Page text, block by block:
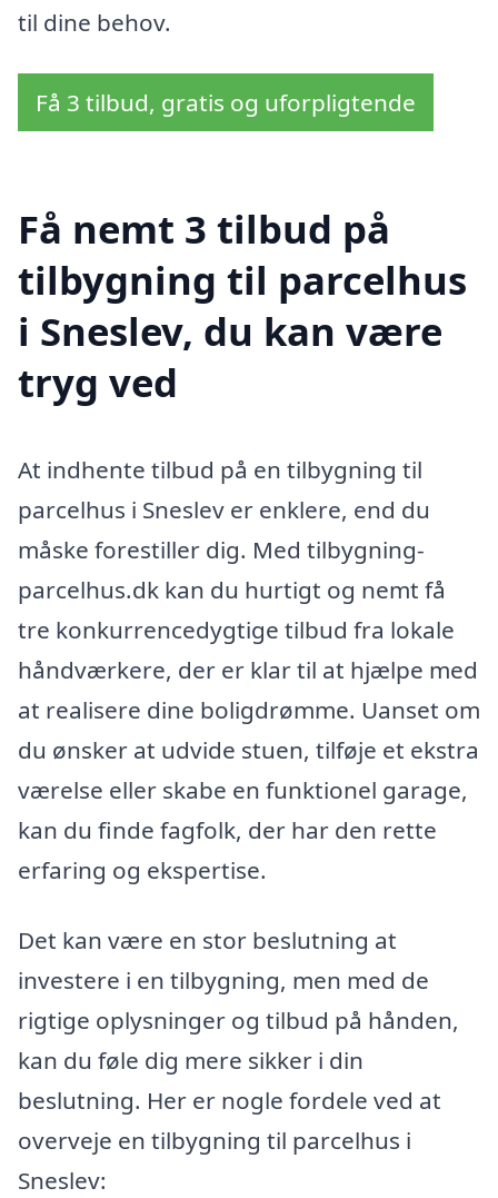
til dine behov.
Få 3 tilbud, gratis og uforpligtende
Få nemt 3 tilbud på
tilbygning til parcelhus
i Sneslev, du kan være
tryg ved
At indhente tilbud på en tilbygning til
parcelhus i Sneslev er enklere, end du
måske forestiller dig. Med tilbygning-
parcelhus.dk kan du hurtigt og nemt få
tre konkurrencedygtige tilbud fra lokale
håndværkere, der er klar til at hjælpe med
at realisere dine boligdrømme. Uanset om
du ønsker at udvide stuen, tilføje et ekstra
værelse eller skabe en funktionel garage,
kan du finde fagfolk, der har den rette
erfaring og ekspertise.
Det kan være en stor beslutning at
investere i en tilbygning, men med de
rigtige oplysninger og tilbud på hånden,
kan du føle dig mere sikker i din
beslutning. Her er nogle fordele ved at
overveje en tilbygning til parcelhus i
Sneslev: